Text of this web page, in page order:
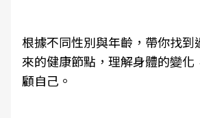
根據不同性別與年齡，帶你找到
來的健康節點，理解身體的變化
顧自己。